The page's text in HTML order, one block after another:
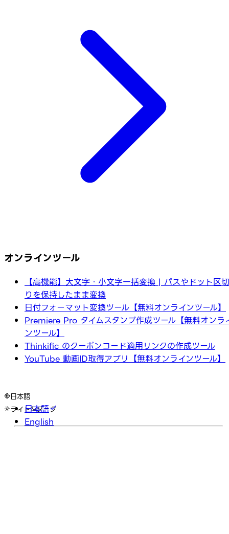
オンラインツール
【高機能】大文字・小文字一括変換 | パスやドット区切
りを保持したまま変換
日付フォーマット変換ツール【無料オンラインツール】
Premiere Pro タイムスタンプ作成ツール【無料オンラ
ンツール】
Thinkific のクーポンコード適用リンクの作成ツール
YouTube 動画ID取得アプリ【無料オンラインツール】
日本語
日本語
English
ライト ダーク